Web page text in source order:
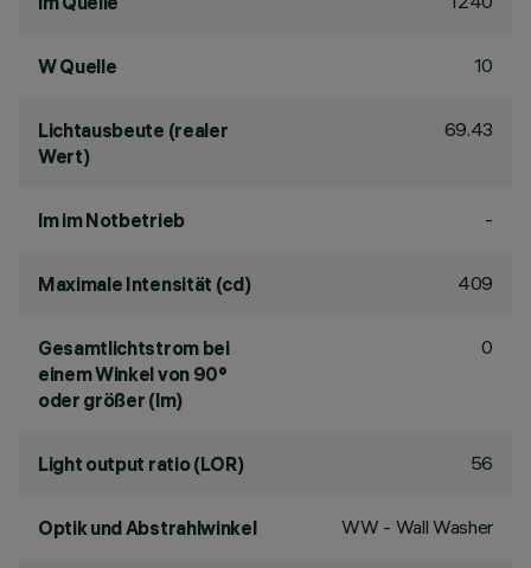
W Quelle 10
Lichtausbeute (realer
Wert)
69.43
lm im Notbetrieb -
Maximale Intensität (cd) 409
Gesamtlichtstrom bei
einem Winkel von 90°
oder größer (lm)
0
Light output ratio (LOR) 56
Optik und Abstrahlwinkel WW - Wall Washer